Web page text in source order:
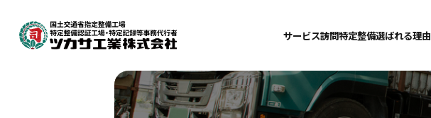
サービス
車検
整備･点検･修理
訪問特定整備選ばれる理由